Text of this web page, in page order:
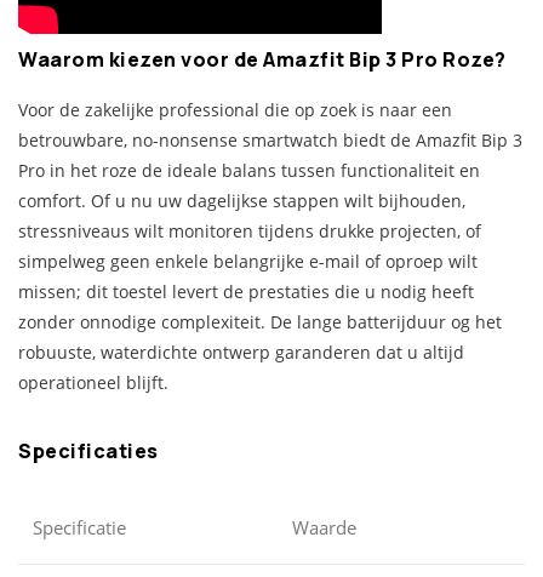
Waarom kiezen voor de Amazfit Bip 3 Pro Roze?
Voor de zakelijke professional die op zoek is naar een
betrouwbare, no-nonsense smartwatch biedt de Amazfit Bip 3
Pro in het roze de ideale balans tussen functionaliteit en
comfort. Of u nu uw dagelijkse stappen wilt bijhouden,
stressniveaus wilt monitoren tijdens drukke projecten, of
simpelweg geen enkele belangrijke e-mail of oproep wilt
missen; dit toestel levert de prestaties die u nodig heeft
zonder onnodige complexiteit. De lange batterijduur og het
robuuste, waterdichte ontwerp garanderen dat u altijd
operationeel blijft.
Specificaties
Specificatie Waarde